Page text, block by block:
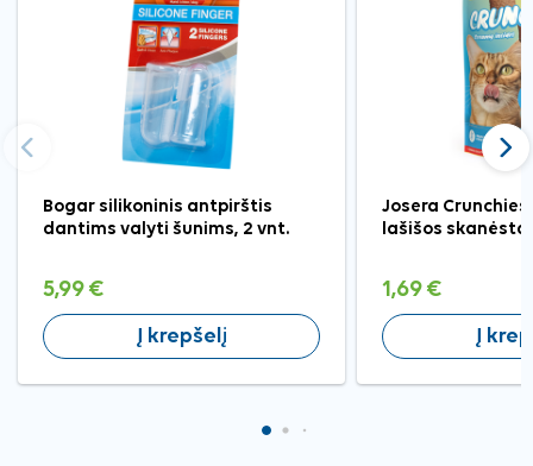
Bogar silikoninis antpirštis
dantims valyti šunims, 2 vnt.
5,99 €
Į krepšelį
Josera Crunchies
lašišos
1,69 €
Į
Ankstesnis